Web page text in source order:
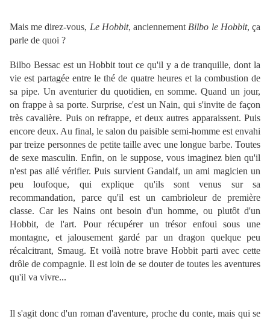
Mais me direz-vous, Le Hobbit, anciennement Bilbo le Hobbit, ça
parle de quoi ?
Bilbo Bessac est un Hobbit tout ce qu'il y a de tranquille, dont la
vie est partagée entre le thé de quatre heures et la combustion de
sa pipe. Un aventurier du quotidien, en somme. Quand un jour,
on frappe à sa porte. Surprise, c'est un Nain, qui s'invite de façon
très cavalière. Puis on refrappe, et deux autres apparaissent. Puis
encore deux. Au final, le salon du paisible semi-homme est envahi
par treize personnes de petite taille avec une longue barbe. Toutes
de sexe masculin. Enfin, on le suppose, vous imaginez bien qu'il
n'est pas allé vérifier. Puis survient Gandalf, un ami magicien un
peu loufoque, qui explique qu'ils sont venus sur sa
recommandation, parce qu'il est un cambrioleur de première
classe. Car les Nains ont besoin d'un homme, ou plutôt d'un
Hobbit, de l'art. Pour récupérer un trésor enfoui sous une
montagne, et jalousement gardé par un dragon quelque peu
récalcitrant, Smaug. Et voilà notre brave Hobbit parti avec cette
drôle de compagnie. Il est loin de se douter de toutes les aventures
qu'il va vivre...
Il s'agit donc d'un roman d'aventure, proche du conte, mais qui se